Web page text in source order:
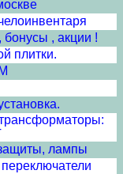
бонусы , акции !
плитки.
лампы